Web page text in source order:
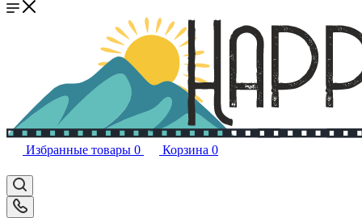
Избранные товары 0 Корзина 0